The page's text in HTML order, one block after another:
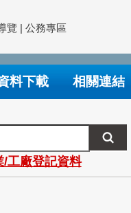
覽 | 公務專區
料下載 相關連結
/工廠登記資料